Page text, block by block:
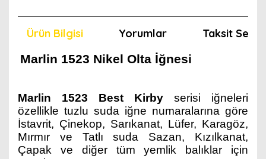
Ürün Bilgisi Yorumlar Taksit
Marlin 1523 Nikel Olta İğnesi
Marlin 1523 Best Kirby serisi iğneleri
özellikle tuzlu suda iğne numaralarına göre
İstavrit, Çinekop, Sarıkanat, Lüfer, Karagöz,
Mırmır ve Tatlı suda Sazan, Kızılkanat,
Çapak ve diğer tüm yemlik balıklar için